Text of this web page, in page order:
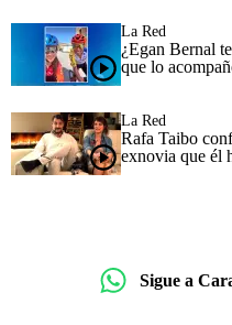
La Red
¿Egan Bernal
que lo
La Red
Rafa Taibo
exnovia que él
Sigue a